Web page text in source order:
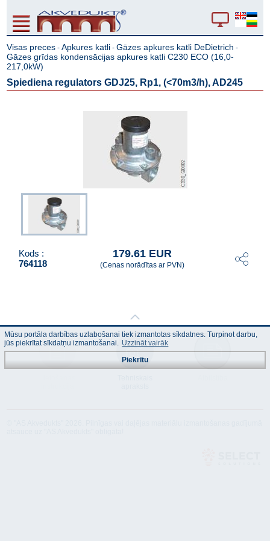
Visas preces -Apkures katli -Gāzes apkures katli DeDietrich -
Gāzes grīdas kondensācijas apkures katli C230 ECO (16,0-
217,0kW)
Spiediena regulators GDJ25, Rp1, (<70m3/h), AD245
Kods :
764118
179.61 EUR
(Cenas norādītas ar PVN)
Mūsu portāla darbības uzlabošanai tiek izmantotas sīkdatnes. Turpinot darbu,
jūs piekrītat sīkdatņu izmantošanai. Uzzināt vairāk
Piekrītu